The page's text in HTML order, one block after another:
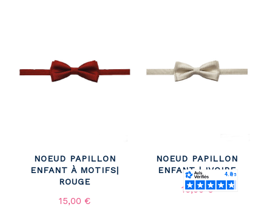
NOEUD PAPILLON
ENFANT À MOTIFS|
ROUGE
15,00 €
NOEUD PAPILLON
ENFANT | IVOIRE
15,00 €